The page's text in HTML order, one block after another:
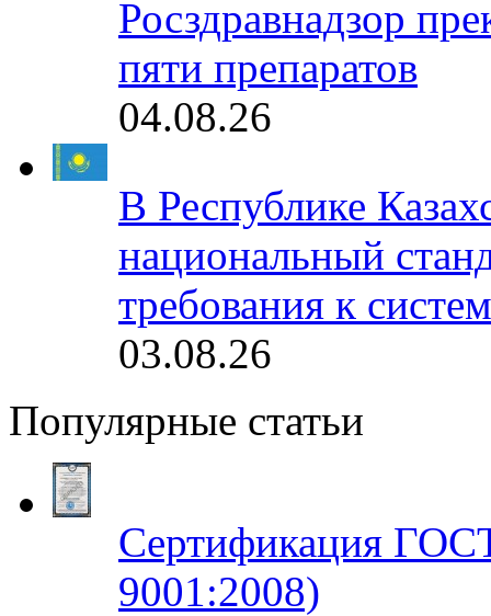
Росздравнадзор
пяти препаратов
04.08.26
В Республике
национальный
требования к
03.08.26
Популярные статьи
Сертификация
9001:2008)